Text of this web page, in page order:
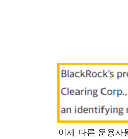
이제 다른 운용사